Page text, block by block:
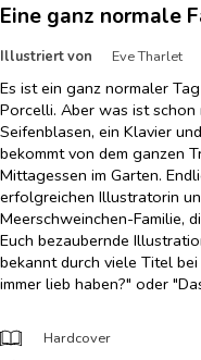
Eine ganz normale
Illustriert von Eve Tharlet
Es ist ein ganz normaler
Porcelli. Aber was ist
Seifenblasen, ein Klavier
bekommt von dem ganzen
Mittagessen im Garten.
erfolgreichen Illustratorin
Meerschweinchen-Familie,
Euch bezaubernde
bekannt durch viele Titel
immer lieb haben?" oder
Hardcover